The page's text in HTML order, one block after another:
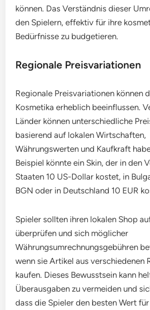
können. Das Verständnis dieser
den Spielern, effektiv für ihre
Bedürfnisse zu budgetieren.
Regionale Preisvariationen
Regionale Preisvariationen können
Kosmetika erheblich beeinflussen.
Länder können unterschiedliche
basierend auf lokalen Wirtschaften,
Währungswerten und Kaufkraft
Beispiel könnte ein Skin, der in den
Staaten 10 US-Dollar kostet, in
BGN oder in Deutschland 10 EUR
Spieler sollten ihren lokalen Shop
überprüfen und sich möglicher
Währungsumrechnungsgebühren
wenn sie Artikel aus verschiedenen
kaufen. Dieses Bewusstsein kann
Überausgaben zu vermeiden und
dass die Spieler den besten Wert